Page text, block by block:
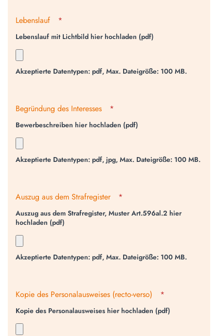
Lebenslauf *
Lebenslauf mit Lichtbild hier hochladen (pdf)
Akzeptierte Datentypen: pdf, Max. Dateigröße: 100 MB.
Begründung des Interesses *
Bewerbeschreiben hier hochladen (pdf)
Akzeptierte Datentypen: pdf, jpg, Max. Dateigröße: 100 MB.
Auszug aus dem Strafregister *
Auszug aus dem Strafregister, Muster Art.596al.2 hier
hochladen (pdf)
Akzeptierte Datentypen: pdf, Max. Dateigröße: 100 MB.
Kopie des Personalausweises (recto-verso) *
Kopie des Personalausweises hier hochladen (pdf)